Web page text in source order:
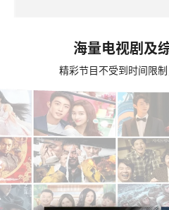
海量电视剧及
精彩节目不受到时间限